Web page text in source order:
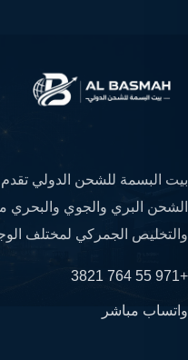
بيت البسمة للشحن الدولي
الشحن البري والجوي والبحري
والتخليص الجمركي لمختلف
+971 55 764 3821
واتساب مباشر